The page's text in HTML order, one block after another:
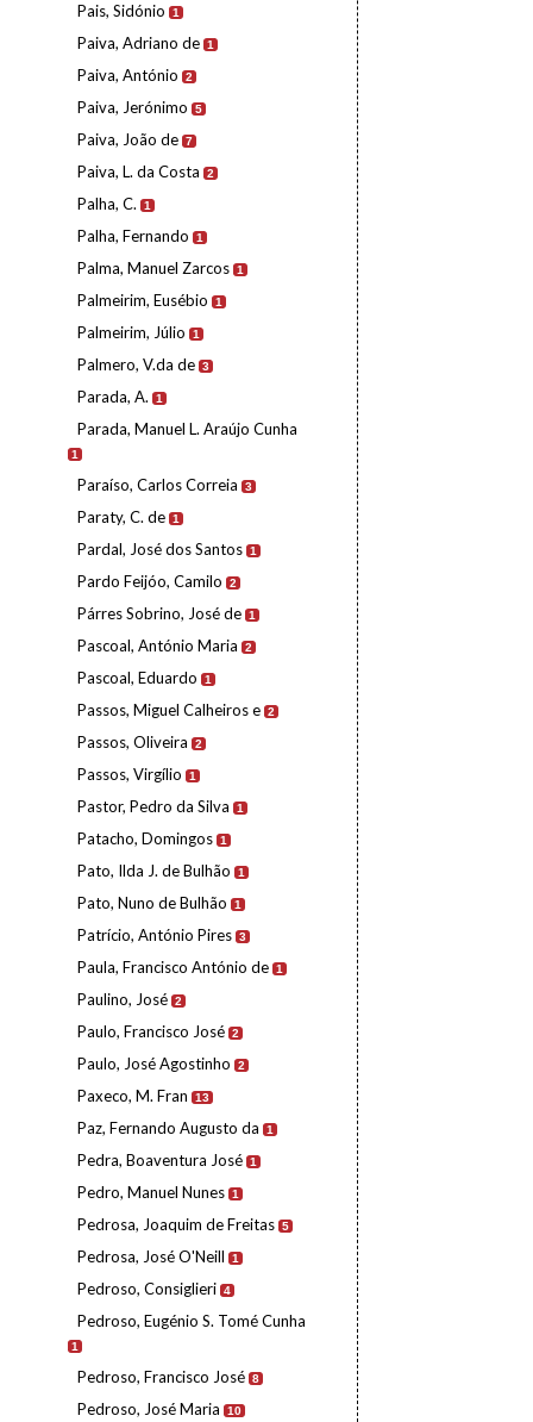
Pais, Sidónio 1
Paiva, Adriano de 1
Paiva, António 2
Paiva, Jerónimo 5
Paiva, João de 7
Paiva, L. da Costa 2
Palha, C. 1
Palha, Fernando 1
Palma, Manuel Zarcos 1
Palmeirim, Eusébio 1
Palmeirim, Júlio 1
Palmero, V.da de 3
Parada, A. 1
Parada, Manuel L. Araújo Cunha
1
Paraíso, Carlos Correia 3
Paraty, C. de 1
Pardal, José dos Santos 1
Pardo Feijóo, Camilo 2
Párres Sobrino, José de 1
Pascoal, António Maria 2
Pascoal, Eduardo 1
Passos, Miguel Calheiros e 2
Passos, Oliveira 2
Passos, Virgílio 1
Pastor, Pedro da Silva 1
Patacho, Domingos 1
Pato, Ilda J. de Bulhão 1
Pato, Nuno de Bulhão 1
Patrício, António Pires 3
Paula, Francisco António de 1
Paulino, José 2
Paulo, Francisco José 2
Paulo, José Agostinho 2
Paxeco, M. Fran 13
Paz, Fernando Augusto da 1
Pedra, Boaventura José 1
Pedro, Manuel Nunes 1
Pedrosa, Joaquim de Freitas 5
Pedrosa, José O'Neill 1
Pedroso, Consiglieri 4
Pedroso, Eugénio S. Tomé Cunha
1
Pedroso, Francisco José 8
Pedroso, José Maria 10